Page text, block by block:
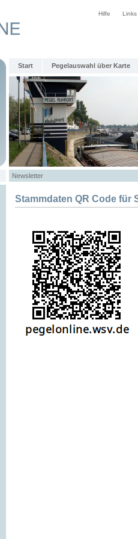
Hilfe Links
Start Pegelauswahl über Karte
Newsletter
Stammdaten QR Code für